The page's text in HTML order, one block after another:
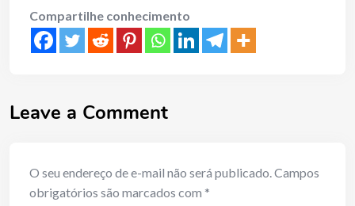
Compartilhe conhecimento
Leave a Comment
O seu endereço de e-mail não será publicado.Campos
obrigatórios são marcados com *